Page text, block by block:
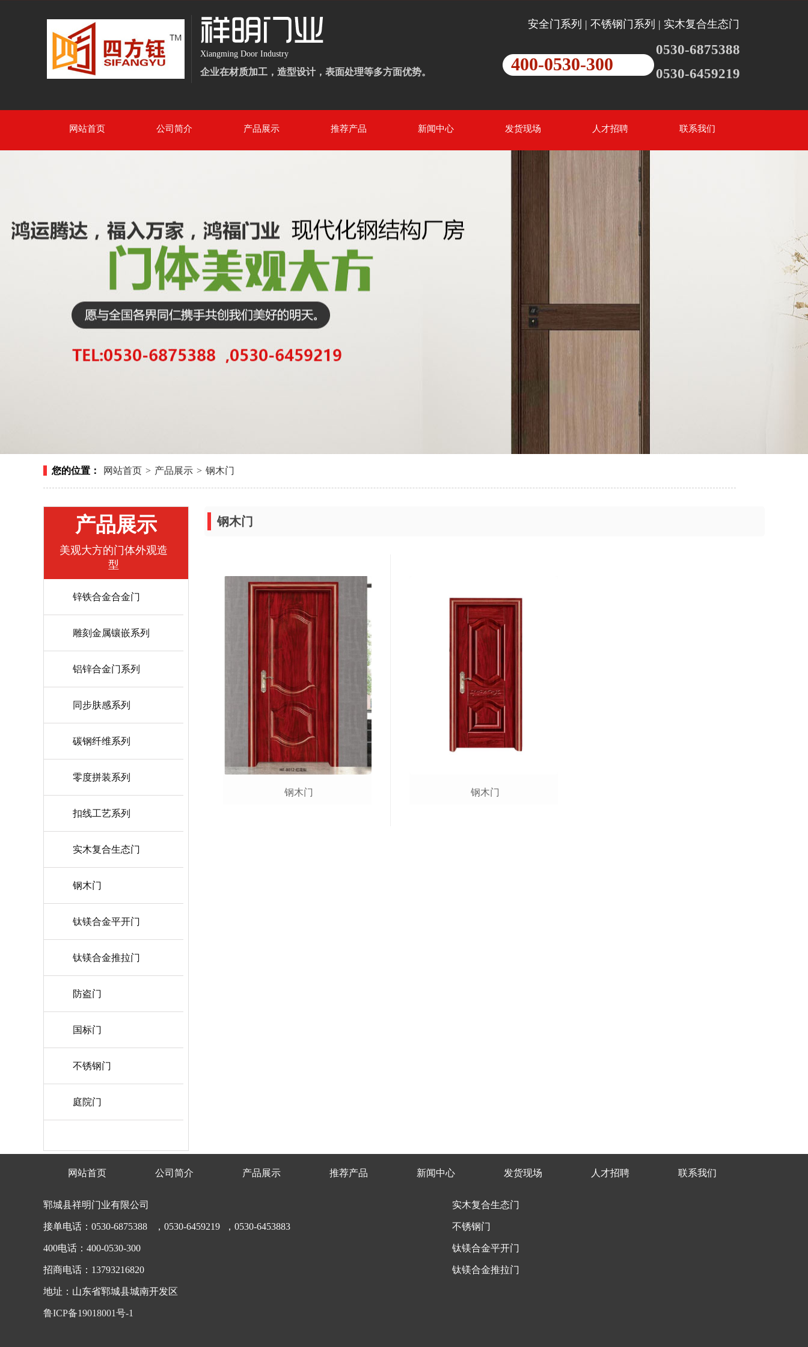
Xiangming Door Industry
企业在材质加工，造型设计，表面处理等多方面优势。
安全门系列 | 不锈钢门系列 | 实木复合生态门
400-0530-300
0530-6875388
0530-6459219
网站首页 公司简介 产品展示 推荐产品 新闻中心 发货现场 人才招聘 联系我们
您的位置： 网站首页 > 产品展示 > 钢木门
产品展示
美观大方的门体外观造
型
锌铁合金合金门
雕刻金属镶嵌系列
铝锌合金门系列
同步肤感系列
碳钢纤维系列
零度拼装系列
扣线工艺系列
实木复合生态门
钢木门
钛镁合金平开门
钛镁合金推拉门
防盗门
国标门
不锈钢门
庭院门
钢木门
钢木门 钢木门
网站首页 公司简介 产品展示 推荐产品 新闻中心 发货现场 人才招聘 联系我们
郓城县祥明门业有限公司
接单电话：0530-6875388 ，0530-6459219 ，0530-6453883
400电话：400-0530-300
招商电话：13793216820
地址：山东省郓城县城南开发区
鲁ICP备19018001号-1
实木复合生态门
不锈钢门
钛镁合金平开门
钛镁合金推拉门